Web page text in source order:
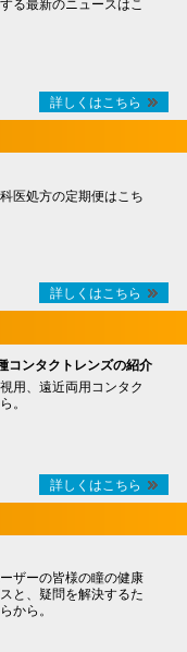
る最新のニュースはこ
詳しくはこちら
医処方の定期便はこち
詳しくはこちら
コンタクトレンズの紹介
用、遠近両用コンタク
。
詳しくはこちら
ザーの皆様の瞳の健康
と、疑問を解決するた
から。